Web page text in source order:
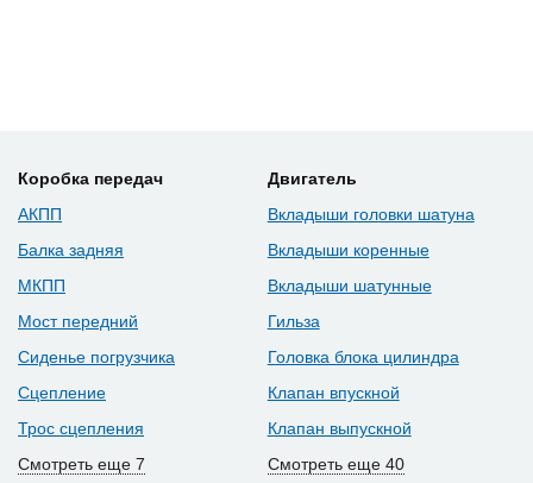
Коробка передач
АКПП
Балка задняя
МКПП
Мост передний
Сиденье погрузчика
Сцепление
Трос сцепления
Смотреть еще 7
Двигатель
Вкладыши головки шатуна
Вкладыши коренные
Вкладыши шатунные
Гильза
Головка блока цилиндра
Клапан впускной
Клапан выпускной
Смотреть еще 40